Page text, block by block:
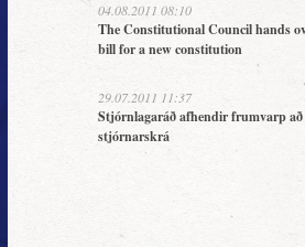
04.08.2011 08:10
The Constitutional Council hands
bill for a new constitution
29.07.2011 11:37
Stjórnlagaráð afhendir frumvarp
stjórnarskrá